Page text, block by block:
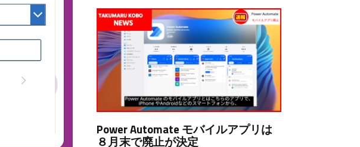
Power Automate モバイルアプリは
８月末で廃止が決定